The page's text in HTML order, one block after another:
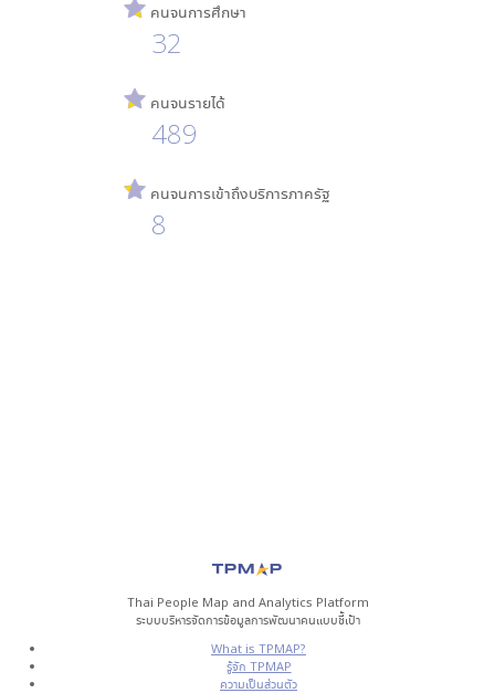
คนจนการศึกษา
32
คนจนรายได้
489
คนจนการเข้าถึงบริการภาครัฐ
8
Thai People Map and Analytics Platform
ระบบบริหารจัดการข้อมูลการพัฒนาคนแบบชี้เป้า
What is TPMAP?
รู้จัก TPMAP
ความเป็นส่วนตัว